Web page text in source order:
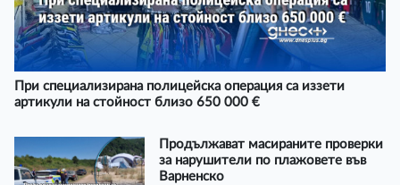
При специализирана полицейска операция са иззети
артикули на стойност близо 650 000 €
Продължават масираните проверки
за нарушители по плажовете във
Варненско